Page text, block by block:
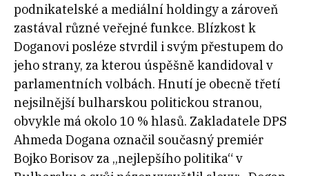
podnikatelské a mediální holdingy a zároveň
zastával různé veřejné funkce. Blízkost k
Doganovi posléze stvrdil i svým přestupem do
jeho strany, za kterou úspěšně kandidoval v
parlamentních volbách. Hnutí je obecně třetí
nejsilnější bulharskou politickou stranou,
obvykle má okolo 10 % hlasů. Zakladatele DPS
Ahmeda Dogana označil současný premiér
Bojko Borisov za „nejlepšího politika“ v